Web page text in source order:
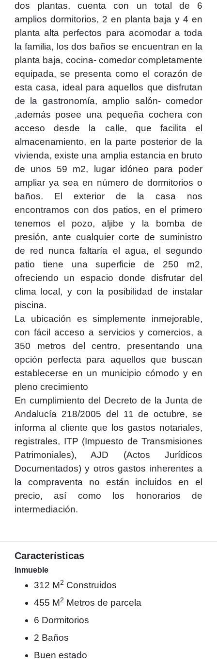
dos plantas, cuenta con un total de 6
amplios dormitorios, 2 en planta baja y 4 en
planta alta perfectos para acomodar a toda
la familia, los dos baños se encuentran en la
planta baja, cocina- comedor completamente
equipada, se presenta como el corazón de
esta casa, ideal para aquellos que disfrutan
de la gastronomía, amplio salón- comedor
,además posee una pequeña cochera con
acceso desde la calle, que facilita el
almacenamiento, en la parte posterior de la
vivienda, existe una amplia estancia en bruto
de unos 59 m2, lugar idóneo para poder
ampliar ya sea en número de dormitorios o
baños. El exterior de la casa nos
encontramos con dos patios, en el primero
tenemos el pozo, aljibe y la bomba de
presión, ante cualquier corte de suministro
de red nunca faltaría el agua, el segundo
patio tiene una superficie de 250 m2,
ofreciendo un espacio donde disfrutar del
clima local, y con la posibilidad de instalar
piscina.
La ubicación es simplemente inmejorable,
con fácil acceso a servicios y comercios, a
350 metros del centro, presentando una
opción perfecta para aquellos que buscan
establecerse en un municipio cómodo y en
pleno crecimiento
En cumplimiento del Decreto de la Junta de
Andalucía 218/2005 del 11 de octubre, se
informa al cliente que los gastos notariales,
registrales, ITP (Impuesto de Transmisiones
Patrimoniales), AJD (Actos Jurídicos
Documentados) y otros gastos inherentes a
la compraventa no están incluidos en el
precio, así como los honorarios de
intermediación.
Características
Inmueble
312 M2 Construidos
455 M2 Metros de parcela
6 Dormitorios
2 Baños
Buen estado